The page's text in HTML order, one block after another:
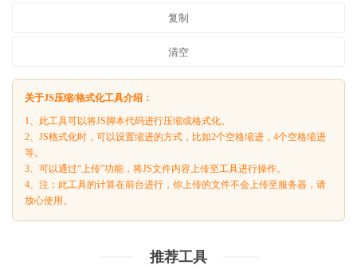
复制
清空
关于JS压缩/格式化工具介绍：
1、此工具可以将JS脚本代码进行压缩或格式化。
2、JS格式化时，可以设置缩进的方式，比如2个空格缩进，4个空格缩进
等。
3、可以通过“上传”功能，将JS文件内容上传至工具进行操作。
4、注：此工具的计算在前台进行，你上传的文件不会上传至服务器，请
放心使用。
推荐工具